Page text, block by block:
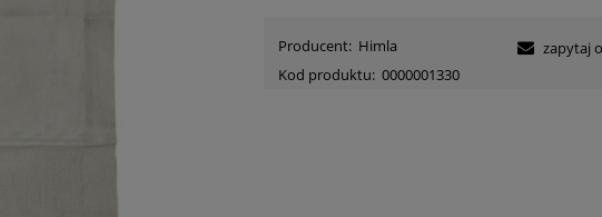
Producent: Himla
Kod produktu: 0000001330
zapytaj